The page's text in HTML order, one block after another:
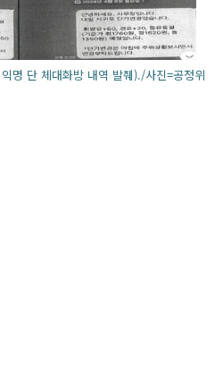
명 단 체대화방 내역 발췌)./사진=공정위